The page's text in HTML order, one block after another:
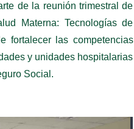
de la reunión trimestral de
Materna: Tecnologías de
fortalecer las competencias
y unidades hospitalarias
Social.